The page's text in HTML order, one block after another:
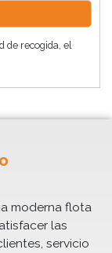
de recogida, el
moderna flota
las
servicio